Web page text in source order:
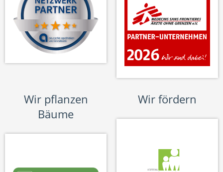
Wir pflanzen
Bäume
Wir fördern